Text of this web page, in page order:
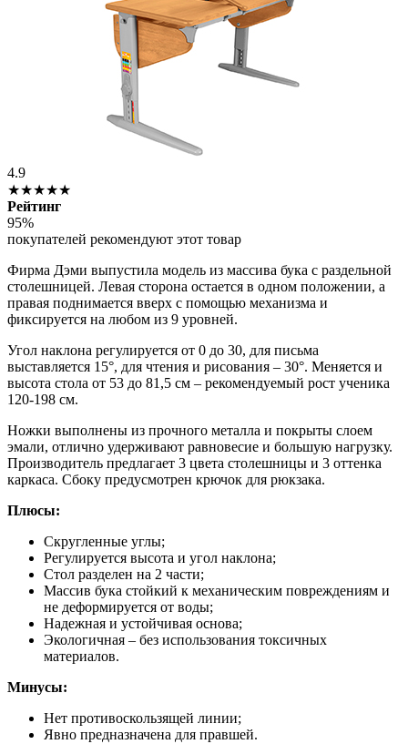
4.9
★★★★★
Рейтинг
95%
покупателей рекомендуют этот товар
Фирма Дэми выпустила модель из массива бука с раздельной
столешницей. Левая сторона остается в одном положении, а
правая поднимается вверх с помощью механизма и
фиксируется на любом из 9 уровней.
Угол наклона регулируется от 0 до 30, для письма
выставляется 15°, для чтения и рисования – 30°. Меняется и
высота стола от 53 до 81,5 см – рекомендуемый рост ученика
120-198 см.
Ножки выполнены из прочного металла и покрыты слоем
эмали, отлично удерживают равновесие и большую нагрузку.
Производитель предлагает 3 цвета столешницы и 3 оттенка
каркаса. Сбоку предусмотрен крючок для рюкзака.
Плюсы:
Скругленные углы;
Регулируется высота и угол наклона;
Стол разделен на 2 части;
Массив бука стойкий к механическим повреждениям и
не деформируется от воды;
Надежная и устойчивая основа;
Экологичная – без использования токсичных
материалов.
Минусы:
Нет противоскользящей линии;
Явно предназначена для правшей.